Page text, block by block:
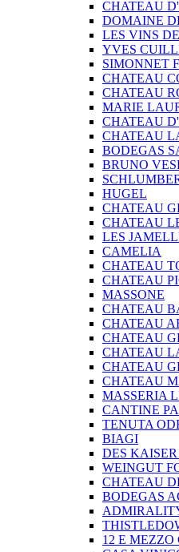
CHATEAU
DOMAINE
LES VINS
YVES
SIMONNET
CHATEAU
CHATEAU
MARIE
CHATEAU
CHATEAU
BODEGAS
BRUNO
HUGEL
CHATEAU
CHATEAU
LES
CAMELIA
CHATEAU
CHATEAU
MASSONE
CHATEAU
CHATEAU
CHATEAU
CHATEAU
CHATEAU
CHATEAU
MASSERIA
CANTINE
TENUTA
BIAGI
DES
WEINGUT
CHATEAU
BODEGAS
12 E